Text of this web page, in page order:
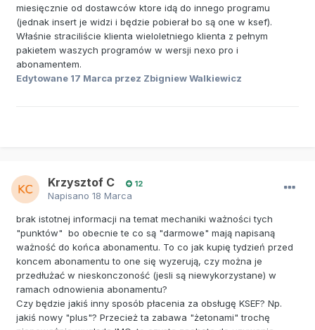
miesięcznie od dostawców ktore idą do innego programu
(jednak insert je widzi i będzie pobierał bo są one w ksef).
Właśnie straciliście klienta wieloletniego klienta z pełnym
pakietem waszych programów w wersji nexo pro i
abonamentem.
Edytowane 17 Marca przez Zbigniew Walkiewicz
Krzysztof C 12
Napisano 18 Marca
brak istotnej informacji na temat mechaniki ważności tych
"punktów" bo obecnie te co są "darmowe" mają napisaną
ważność do końca abonamentu. To co jak kupię tydzień przed
koncem abonamentu to one się wyzerują, czy można je
przedłużać w nieskonczoność (jesli są niewykorzystane) w
ramach odnowienia abonamentu?
Czy będzie jakiś inny sposób płacenia za obsługę KSEF? Np.
jakiś nowy "plus"? Przecież ta zabawa "żetonami" trochę